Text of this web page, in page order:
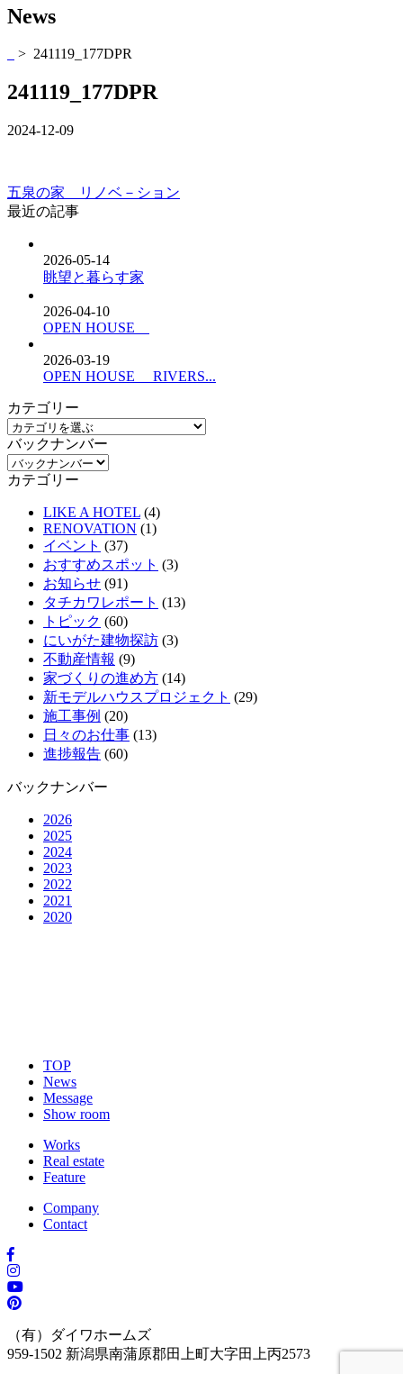
News
> 241119_177DPR
241119_177DPR
2024-12-09
五泉の家 リノベ－ション
最近の記事
2026-05-14
眺望と暮らす家
2026-04-10
OPEN HOUSE
2026-03-19
OPEN HOUSE RIVERS...
カテゴリー
バックナンバー
カテゴリー
LIKE A HOTEL (4)
RENOVATION (1)
イベント (37)
おすすめスポット (3)
お知らせ (91)
タチカワレポート (13)
トピック (60)
にいがた建物探訪 (3)
不動産情報 (9)
家づくりの進め方 (14)
新モデルハウスプロジェクト (29)
施工事例 (20)
日々のお仕事 (13)
進捗報告 (60)
バックナンバー
2026
2025
2024
2023
2022
2021
2020
TOP
News
Message
Show room
Works
Real estate
Feature
Company
Contact
（有）ダイワホームズ
959-1502 新潟県南蒲原郡田上町大字田上丙2573